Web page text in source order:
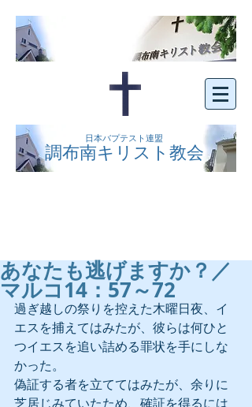
日本バプテスト連盟
調布南キリスト教会
あなたも逃げますか？／
マルコ14：57～72
過ぎ越しの祭りを控えた木曜日夜、イ
エスを捕えてはみたが、彼らは何ひと
つイエスを追い詰める罪状を手にしな
かった。
偽証する者を立ててはみたが、余りに
芝居じみていたため、確証を得るには